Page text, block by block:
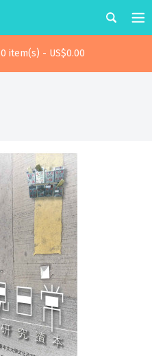
0 item(s) - US$0.00